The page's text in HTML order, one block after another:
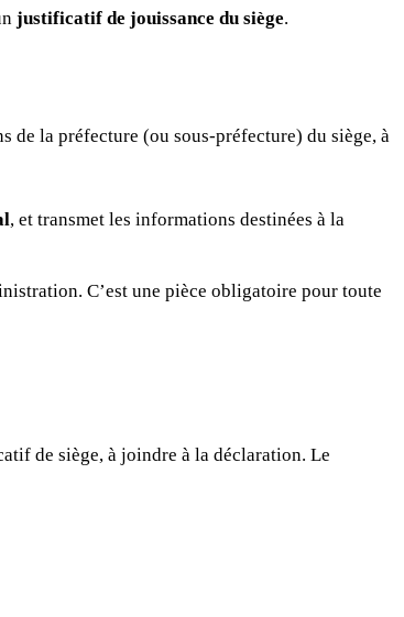
justificatif de jouissance du siège.
de la préfecture (ou sous-préfecture) du siège, à
, et transmet les informations destinées à la
C’est une pièce obligatoire pour toute
de siège, à joindre à la déclaration. Le